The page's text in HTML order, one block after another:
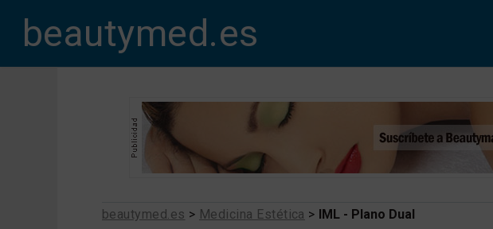
beautymed.es
beautymed.es > Medicina Estética > IML - Plano Dual